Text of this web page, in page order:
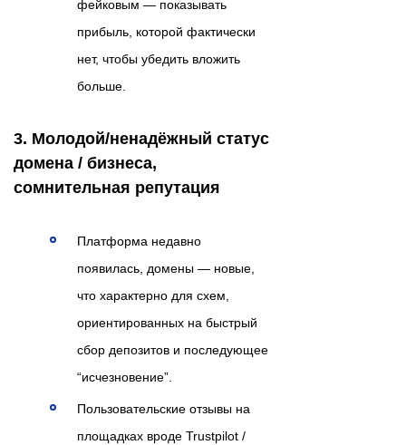
фейковым — показывать
прибыль, которой фактически
нет, чтобы убедить вложить
больше.
3. Молодой/ненадёжный статус
домена / бизнеса,
сомнительная репутация
Платформа недавно
появилась, домены — новые,
что характерно для схем,
ориентированных на быстрый
сбор депозитов и последующее
“исчезновение”.
Пользовательские отзывы на
площадках вроде Trustpilot /